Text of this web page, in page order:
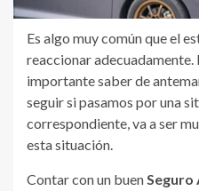
Es algo muy común que el
reaccionar adecuadamente.
importante saber de
seguir si pasamos por una
correspondiente, va a ser
esta situación.
Contar con un buen